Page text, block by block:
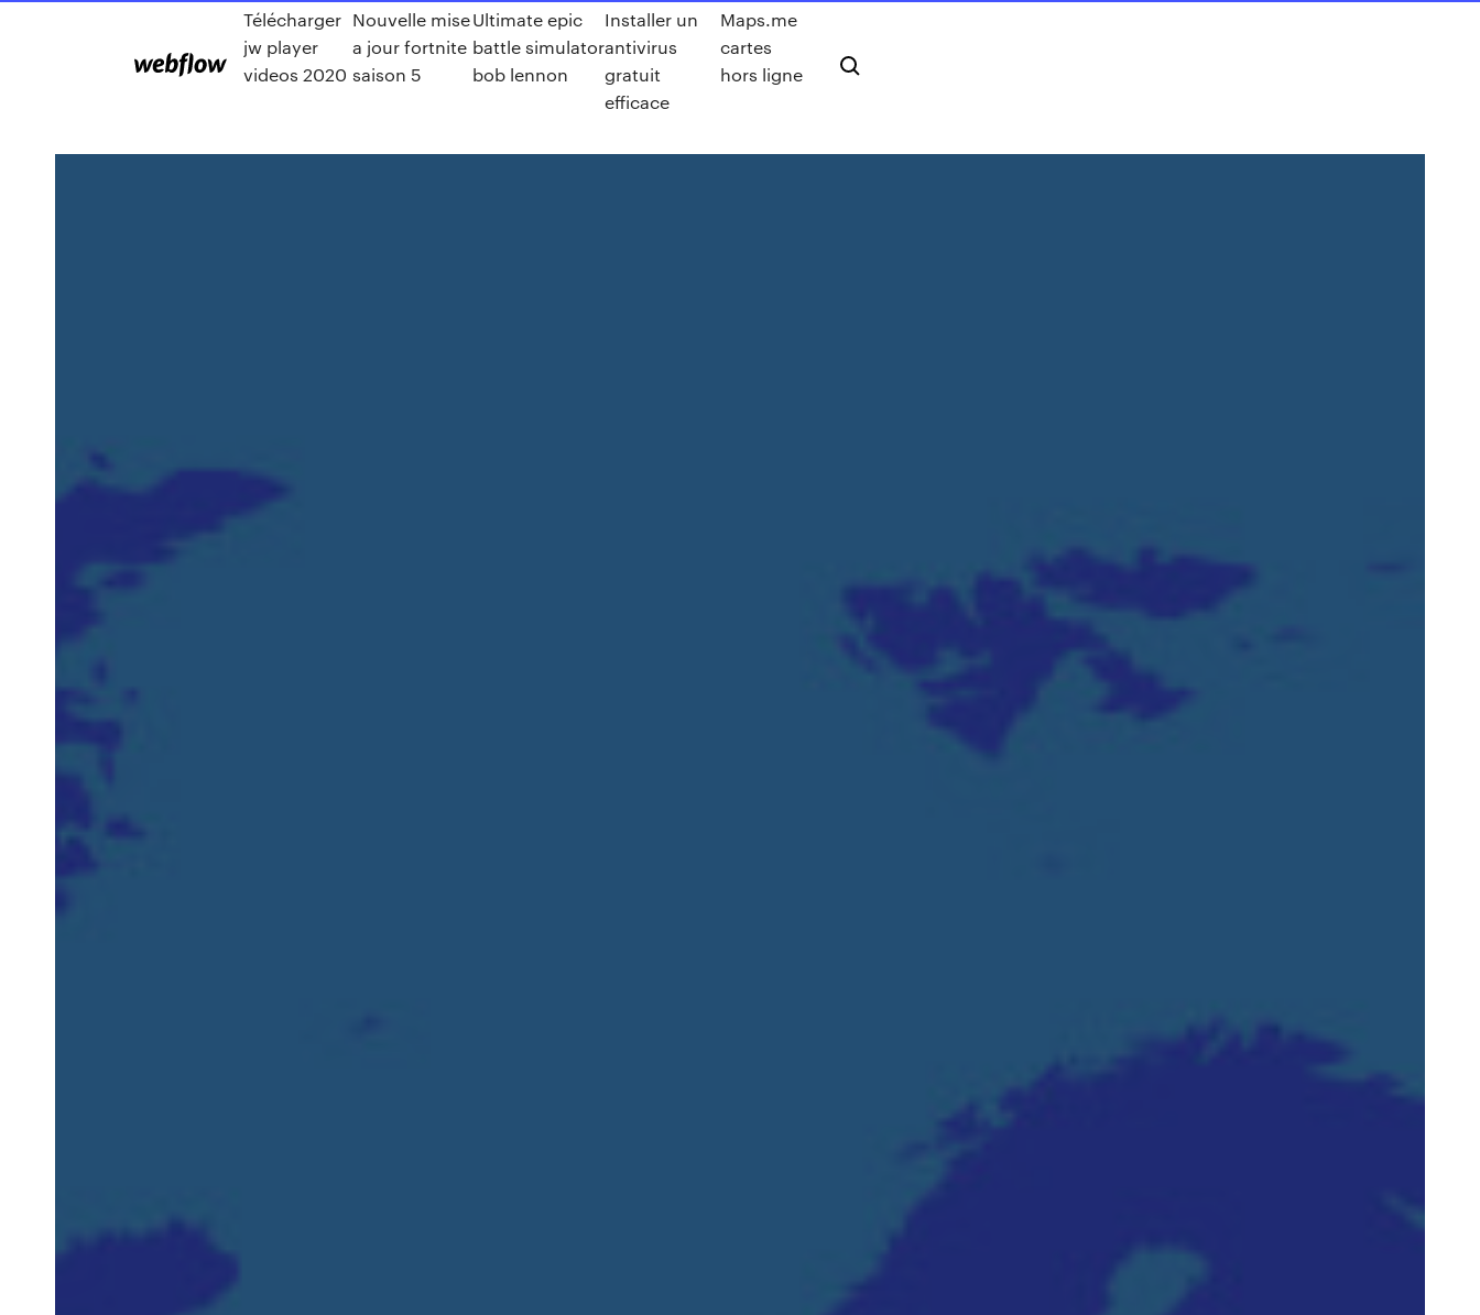
Télécharger
jw player
videos 2020
Nouvelle mise
a jour fortnite
saison 5
Ultimate epic
battle simulator
bob lennon
Installer un
antivirus
gratuit
efficace
Maps.me
cartes
hors ligne